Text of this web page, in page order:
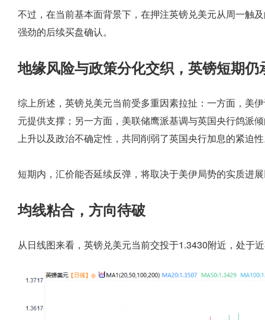
不过，在当前基本面背景下，在押注英镑兑美元从周一触
强劲的后续买盘确认。
地缘风险与政策分化交织，英镑短期仍
综上所述，英镑兑美元当前受多重因素拉扯：一方面，美
元提供支撑；另一方面，美联储鹰派基调与英国央行鸽派
上升以及政治不确定性，共同削弱了英国央行加息的紧迫
短期内，汇价能否延续反弹，将取决于美伊局势的实质进
均线粘合，方向待破
从日线图来看，英镑兑美元当前交投于1.3430附近，处于